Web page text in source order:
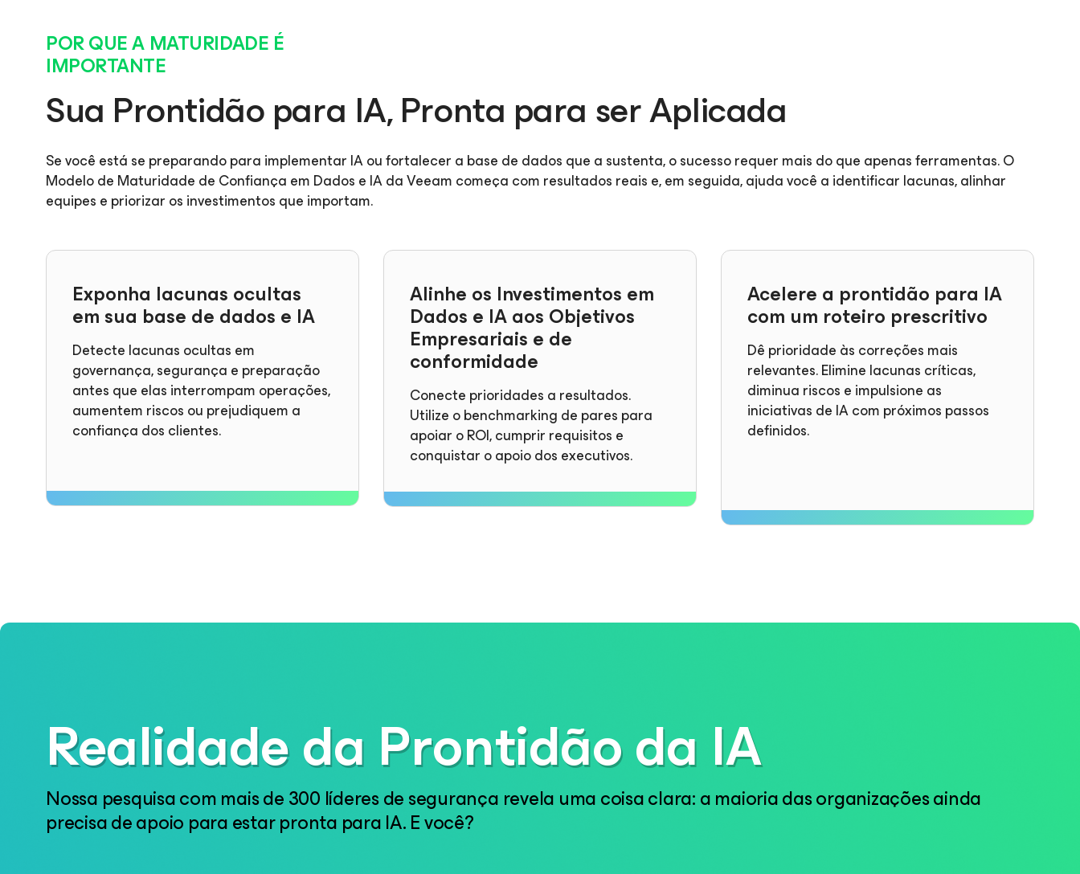
POR QUE A MATURIDADE É
IMPORTANTE
Sua Prontidão para IA, Pronta para ser Aplicada
Se você está se preparando para implementar IA ou fortalecer a base de dados que a sustenta, o sucesso requer mais do que apenas ferramentas. O
Modelo de Maturidade de Confiança em Dados e IA da Veeam começa com resultados reais e, em seguida, ajuda você a identificar lacunas, alinhar
equipes e priorizar os investimentos que importam.
Exponha lacunas ocultas
em sua base de dados e IA
Detecte lacunas ocultas em
governança, segurança e preparação
antes que elas interrompam operações,
aumentem riscos ou prejudiquem a
confiança dos clientes.
Alinhe os Investimentos em
Dados e IA aos Objetivos
Empresariais e de
conformidade
Conecte prioridades a resultados.
Utilize o benchmarking de pares para
apoiar o ROI, cumprir requisitos e
conquistar o apoio dos executivos.
Acelere a prontidão para IA
com um roteiro prescritivo
Dê prioridade às correções mais
relevantes. Elimine lacunas críticas,
diminua riscos e impulsione as
iniciativas de IA com próximos passos
definidos.
Realidade da Prontidão da IA
Nossa pesquisa com mais de 300 líderes de segurança revela uma coisa clara: a maioria das organizações ainda
precisa de apoio para estar pronta para IA. E você?